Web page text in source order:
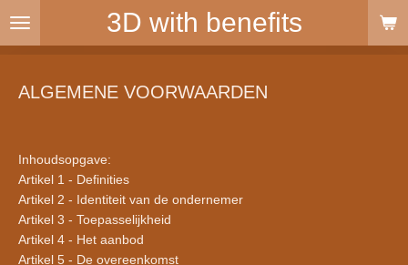
Ga
hoofdinhoud
3D with benefits
ALGEMENE VOORWAARDEN
Inhoudsopgave:
Artikel 1 - Definities
Artikel 2 - Identiteit van de ondernemer
Artikel 3 - Toepasselijkheid
Artikel 4 - Het aanbod
Artikel 5 - De overeenkomst